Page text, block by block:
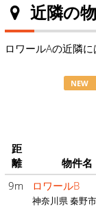
近隣の
ロワールAの近隣
NEW
距
離
物件名
9m
ロワールB
神奈川県 秦野